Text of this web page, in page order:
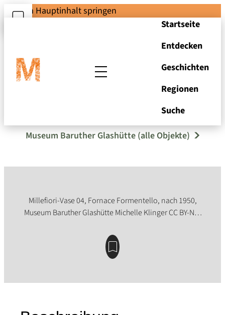
Zum Hauptinhalt springen
Startseite
Entdecken
Geschichten
Regionen
Suche
Millefiori-Vase (04)
Museum Baruther Glashütte (alle Objekte)